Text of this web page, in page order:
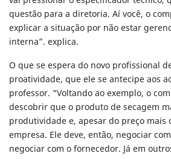
questão para a diretoria. Aí você, o
explicar a situação por não estar
interna”. explica.
O que se espera do novo profissional
proatividade, que ele se antecipe aos
professor. “Voltando ao exemplo, o
descobrir que o produto de secagem
produtividade e, apesar do preço mais
empresa. Ele deve, então, negociar
negociar com o fornecedor. Já em